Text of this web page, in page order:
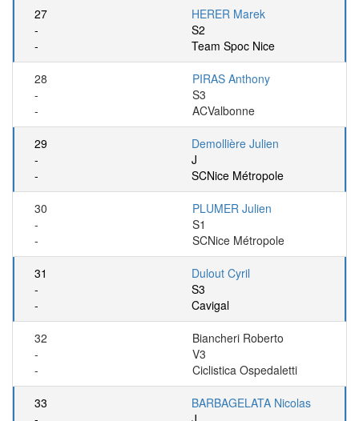
27
-
-
HERER Marek
S2
Team Spoc Nice
28
-
-
PIRAS Anthony
S3
ACValbonne
29
-
-
Demollière Julien
J
SCNice Métropole
30
-
-
PLUMER Julien
S1
SCNice Métropole
31
-
-
Dulout Cyril
S3
Cavigal
32
-
-
Biancheri Roberto
V3
Ciclistica Ospedaletti
33
BARBAGELATA Nicolas